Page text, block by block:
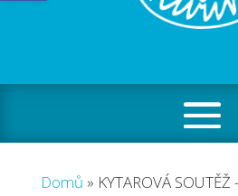
Domů » KYTAROVÁ